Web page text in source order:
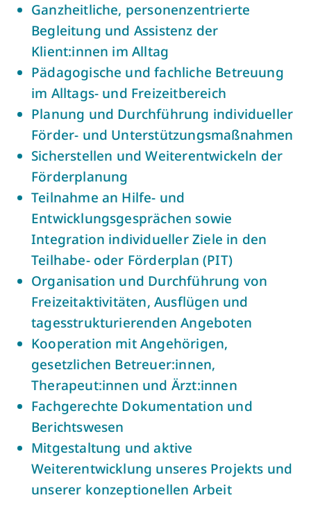
Ganzheitliche, personenzentrierte
Begleitung und Assistenz der
Klient:innen im Alltag
Pädagogische und fachliche Betreuung
im Alltags- und Freizeitbereich
Planung und Durchführung individueller
Förder- und Unterstützungsmaßnahmen
Sicherstellen und Weiterentwickeln der
Förderplanung
Teilnahme an Hilfe- und
Entwicklungsgesprächen sowie
Integration individueller Ziele in den
Teilhabe- oder Förderplan (PIT)
Organisation und Durchführung von
Freizeitaktivitäten, Ausflügen und
tagesstrukturierenden Angeboten
Kooperation mit Angehörigen,
gesetzlichen Betreuer:innen,
Therapeut:innen und Ärzt:innen
Fachgerechte Dokumentation und
Berichtswesen
Mitgestaltung und aktive
Weiterentwicklung unseres Projekts und
unserer konzeptionellen Arbeit